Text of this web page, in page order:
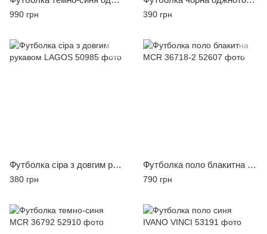
990 грн 390 грн
Футболка сіра з довгим рукавом LAGOS
380 грн
Футболка поло блакитна MCR 36718-2
790 грн